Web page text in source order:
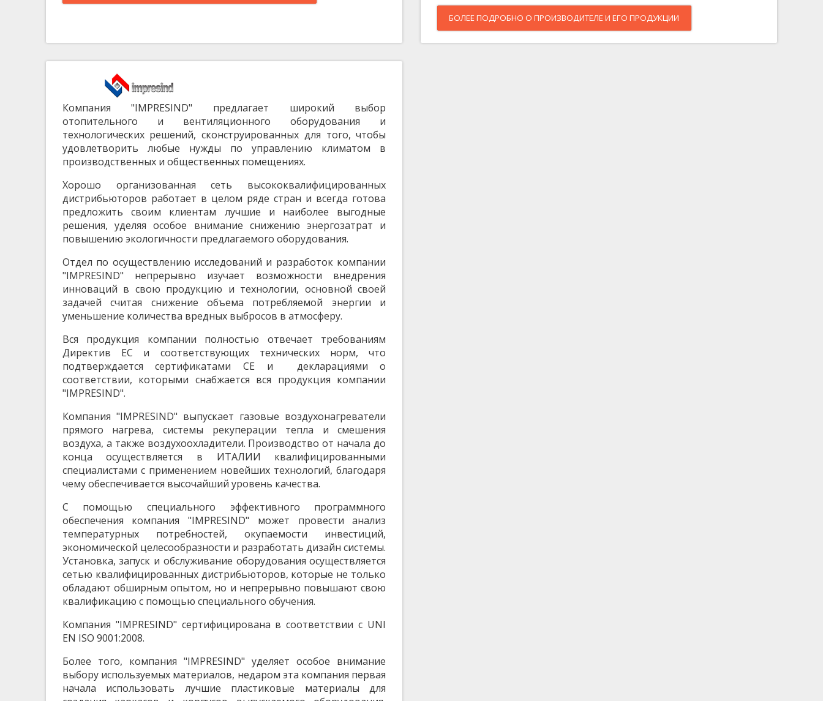
БОЛЕЕ ПОДРОБНО О ПРОИЗВОДИТЕЛЕ И ЕГО ПРОДУКЦИИ
Компания "IMPRESIND" предлагает широкий выбор
отопительного и вентиляционного оборудования и
технологических решений, сконструированных для того, чтобы
удовлетворить любые нужды по управлению климатом в
производственных и общественных помещениях.
Хорошо организованная сеть высококвалифицированных
дистрибьюторов работает в целом ряде стран и всегда готова
предложить своим клиентам лучшие и наиболее выгодные
решения, уделяя особое внимание снижению энергозатрат и
повышению экологичности предлагаемого оборудования.
Отдел по осуществлению исследований и разработок компании
"IMPRESIND" непрерывно изучает возможности внедрения
инноваций в свою продукцию и технологии, основной своей
задачей считая снижение объема потребляемой энергии и
уменьшение количества вредных выбросов в атмосферу.
Вся продукция компании полностью отвечает требованиям
Директив ЕС и соответствующих технических норм, что
подтверждается сертификатами CE и декларациями о
соответствии, которыми снабжается вся продукция компании
"IMPRESIND".
Компания "IMPRESIND" выпускает газовые воздухонагреватели
прямого нагрева, системы рекуперации тепла и смешения
воздуха, а также воздухоохладители. Производство от начала до
конца осуществляется в ИТАЛИИ квалифицированными
специалистами с применением новейших технологий, благодаря
чему обеспечивается высочайший уровень качества.
С помощью специального эффективного программного
обеспечения компания "IMPRESIND" может провести анализ
температурных потребностей, окупаемости инвестиций,
экономической целесообразности и разработать дизайн системы.
Установка, запуск и обслуживание оборудования осуществляется
сетью квалифицированных дистрибьюторов, которые не только
обладают обширным опытом, но и непрерывно повышают свою
квалификацию с помощью специального обучения.
Компания "IMPRESIND" сертифицирована в соответствии с UNI
EN ISO 9001:2008.
Более того, компания "IMPRESIND" уделяет особое внимание
выбору используемых материалов, недаром эта компания первая
начала использовать лучшие пластиковые материалы для